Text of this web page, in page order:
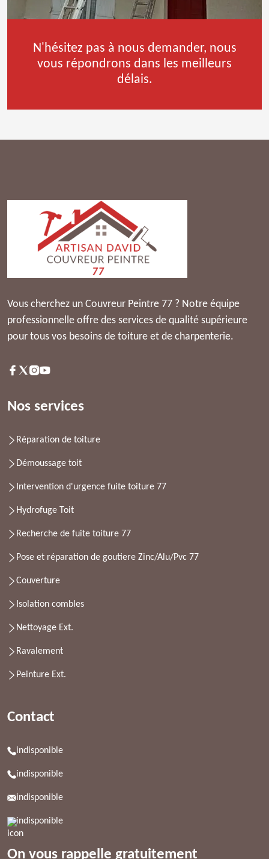
N'hésitez pas à nous demander, nous
vous répondrons dans les meilleurs
délais.
Vous cherchez un Couvreur Peintre 77 ? Notre équipe
professionnelle offre des services de qualité supérieure
pour tous vos besoins de toiture et de charpenterie.
Nos services
Réparation de toiture
Démoussage toit
Intervention d'urgence fuite toiture 77
Hydrofuge Toit
Recherche de fuite toiture 77
Pose et réparation de goutiere Zinc/Alu/Pvc 77
Couverture
Isolation combles
Nettoyage Ext.
Ravalement
Peinture Ext.
Contact
indisponible
indisponible
indisponible
indisponible
On vous rappelle gratuitement